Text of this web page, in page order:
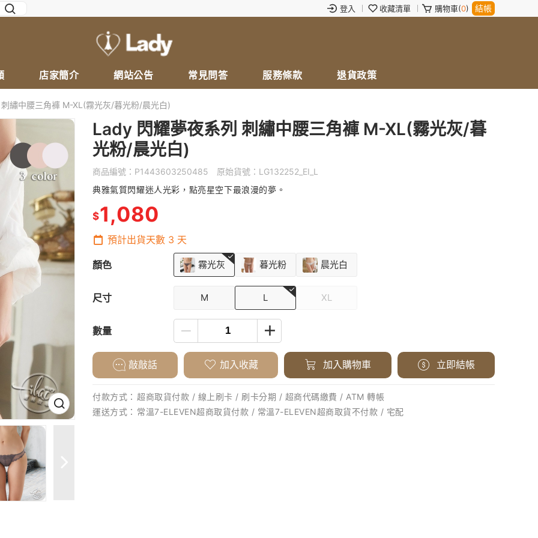
登入 收藏清單 購物車(0) 結帳
店家簡介 網站公告 常見問答 服務條款 退貨政策
繡中腰三角褲 M-XL(霧光灰/暮光粉/晨光白)
Lady 閃耀夢夜系列 刺繡中腰三角褲 M-XL(霧光灰/暮
光粉/晨光白)
商品編號： P1443603250485 原始貨號： LG132252_EI_L
典雅氣質閃耀迷人光彩，點亮星空下最浪漫的夢。
$1,080
預計出貨天數 3 天
顏色 霧光灰 暮光粉 晨光白
尺寸 M L XL
數量
敲敲話 加入收藏 加入購物車 立即結帳
付款方式： 超商取貨付款 / 線上刷卡 / 刷卡分期 / 超商代碼繳費 / ATM 轉帳
運送方式： 常溫7-ELEVEN超商取貨付款 / 常溫7-ELEVEN超商取貨不付款 / 宅配